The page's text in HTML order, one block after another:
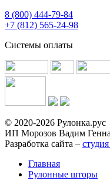
8 (800) 444-79-84
+7 (812) 565-24-98
Системы оплаты
© 2020-2026 Рулонка.рус
ИП Морозов Вадим
Разработка сайта –
Главная
Рулонные шторы